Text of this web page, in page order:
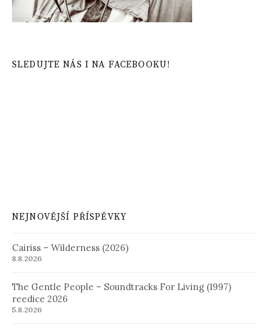
SLEDUJTE NÁS I NA FACEBOOKU!
NEJNOVĚJŠÍ PŘÍSPĚVKY
Cairiss – Wilderness (2026)
8.8.2026
The Gentle People – Soundtracks For Living (1997)
reedice 2026
5.8.2026